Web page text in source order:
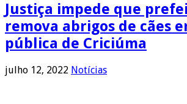
Justiça impede que
remova abrigos de cães
pública de Criciúma
julho 12, 2022 Notícias